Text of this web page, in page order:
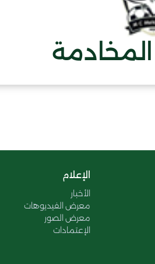
الإعلام
الأخبار
معرض الفيديوهات
معرض الصور
الإعتمادات